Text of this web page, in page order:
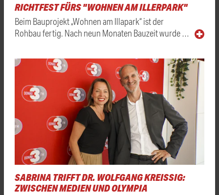
RICHTFEST FÜRS "WOHNEN AM ILLERPARK"
Beim Bauprojekt „Wohnen am Illapark“ ist der
Rohbau fertig. Nach neun Monaten Bauzeit wurde …
SABRINA TRIFFT DR. WOLFGANG KREISSIG: Z
WISCHEN MEDIEN UND OLYMPIA